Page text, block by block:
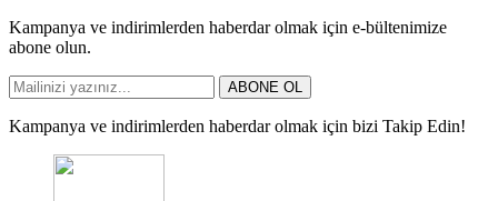
Kampanya ve indirimlerden haberdar olmak için e-bültenimize
abone olun.
ABONE OL
Kampanya ve indirimlerden haberdar olmak için bizi Takip Edin!